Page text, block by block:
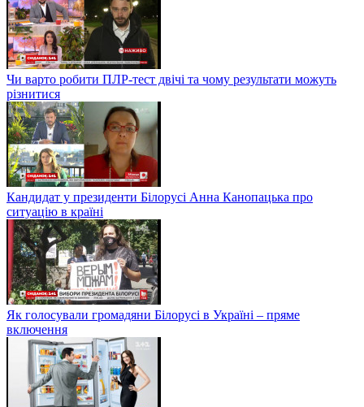
Чи варто робити ПЛР-тест двічі та чому результати можуть
різнитися
Кандидат у президенти Білорусі Анна Канопацька про
ситуацію в країні
Як голосували громадяни Білорусі в Україні – пряме
включення